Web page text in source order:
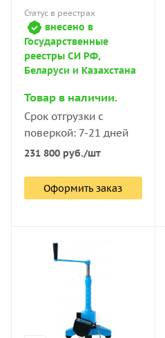
Статус в реестрах
внесено в
Государственные
реестры СИ РФ,
Беларуси и Казахстана
Товар в наличии.
Срок отгрузки с
поверкой: 7-21 дней
231 800 руб./шт
Оформить заказ